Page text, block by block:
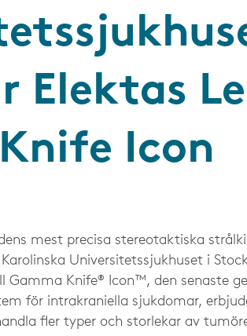
Elektas
Icon
mest precisa stereotaktiska
Karolinska Universitetssjukhuset i
Gamma Knife® Icon™, den senaste
för intrakraniella sjukdomar,
fler typer och storlekar av